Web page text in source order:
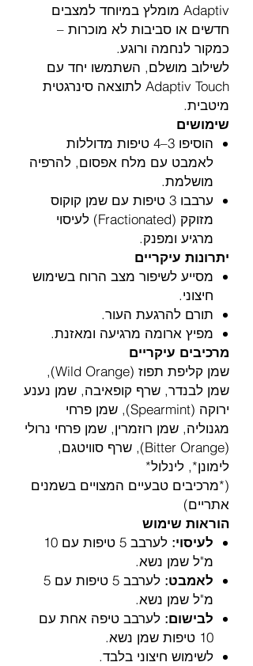
Adaptiv מומלץ במיוחד למצבים
חדשים או סביבות לא מוכרות –
כמקור לנחמה ורוגע.
לשילוב מושלם, השתמשו יחד עם
Adaptiv Touch לתוצאה סינרגטית
מיטבית.
שימושים
הוסיפו 3–4 טיפות מדוללות
לאמבט עם מלח אפסום, להרפיה
מושלמת.
ערבבו 3 טיפות עם שמן קוקוס
מזוקק (Fractionated) לעיסוי
מרגיע ומפנק.
יתרונות עיקריים
מסייע לשיפור מצב הרוח בשימוש
חיצוני.
תורם להרגעת העור.
מפיץ ארומה מרגיעה ומאזנת.
מרכיבים עיקריים
שמן קליפת תפוז (Wild Orange),
שמן לבנדר, שרף קופאיבה, שמן נענע
ירוקה (Spearmint), שמן פרחי
מגנוליה, שמן רוזמרין, שמן פרחי נרולי
(Bitter Orange), שרף סוויטגם,
לימונן*, לינלול*
(*מרכיבים טבעיים המצויים בשמנים
אתריים)
הוראות שימוש
לעיסוי:
לערבב 5 טיפות עם 10
מ"ל שמן נשא.
לאמבט:
לערבב 5 טיפות עם 5
מ"ל שמן נשא.
לבישום: לערבב טיפה אחת עם
10 טיפות שמן נשא.
לשימוש חיצוני בלבד.